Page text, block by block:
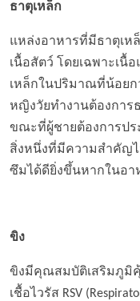
ธาตุเหล็ก
แหล่งอาหารที่มีธาตุเห
เนื้อสัตว์ โดยเฉพาะเนื้
เหล็กในปริมาณที่น้อยก
หญิงวัยทำงานต้องการ
ขณะที่ผู้ชายต้องการป
สิ่งหนึ่งที่มีความสำคัญ
ซึมได้ดียิ่งขึ้นหากในอา
ขิง
ขิงมีคุณสมบัติเสริมภูมิ
เชื้อไวรัส RSV